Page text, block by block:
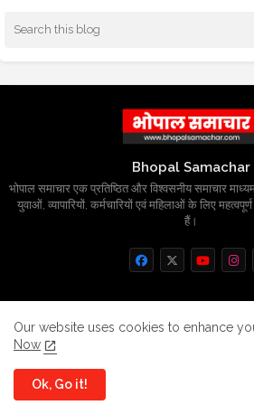
Bhopal Samachar
भोपाल समाचार एक प्रतिष्ठित और विश्वसनीय समाचार माध्यम
युवाओं, व्यापारियों, कर्मचारियों एवं महिलाओं के लिए
हैं।
All Right Reserved Copyright
Home About Contact us
Our website uses cookies to enhance
Now
Ok, Go it!